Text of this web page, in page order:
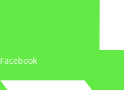
Facebook